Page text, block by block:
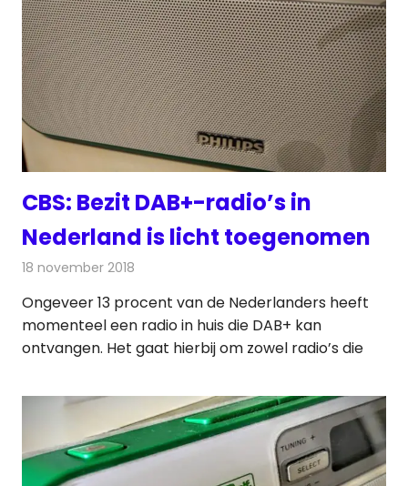
CBS: Bezit DAB+-radio’s in
Nederland is licht toegenomen
18 november 2018
Ongeveer 13 procent van de Nederlanders heeft
momenteel een radio in huis die DAB+ kan
ontvangen. Het gaat hierbij om zowel radio’s die